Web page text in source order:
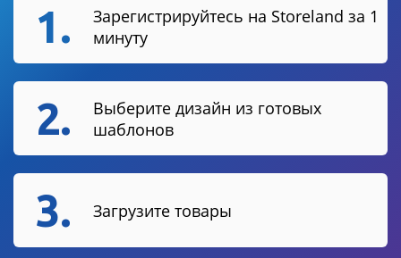
1.
Зарегистрируйтесь на Storeland за 1
минуту
2.
Выберите дизайн из готовых
шаблонов
3. Загрузите товары